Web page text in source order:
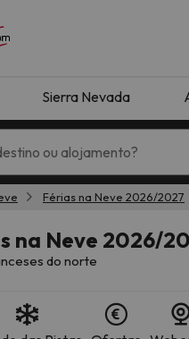
Sierra Nevada
Hotéis de
Férias na Neve 2026/2027
na Neve 2026/
do norte